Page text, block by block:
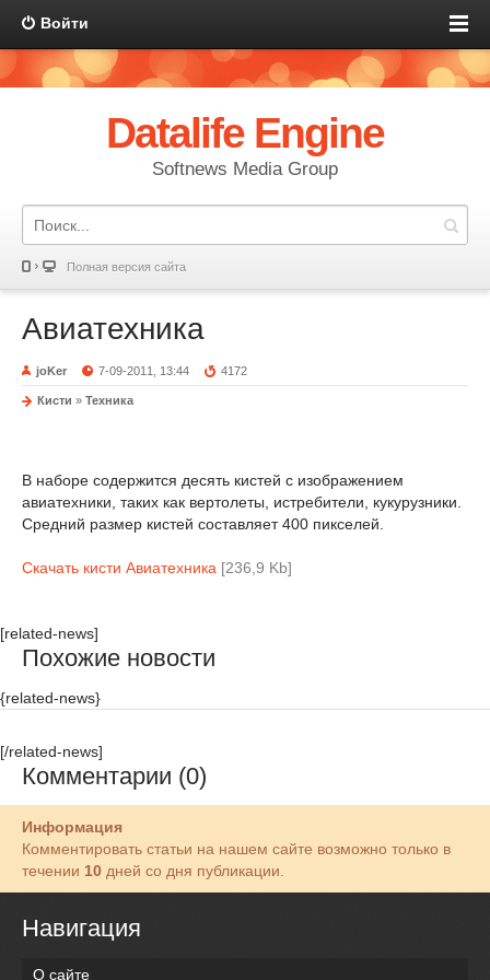
Войти
Datalife Engine
Softnews Media Group
Полная версия сайта
Авиатехника
joKer 7-09-2011, 13:44 4172
Кисти » Техника
В наборе содержится десять кистей с изображением
авиатехники, таких как вертолеты, истребители, кукурузники.
Средний размер кистей составляет 400 пикселей.
Скачать кисти Авиатехника [236,9 Kb]
[related-news]
Похожие новости
{related-news}
[/related-news]
Комментарии (0)
Информация
Комментировать статьи на нашем сайте возможно только в
течении 10 дней со дня публикации.
Навигация
О сайте